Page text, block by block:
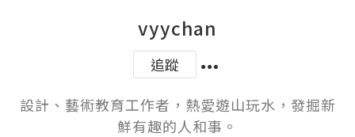
vyychan
追蹤
設計、藝術教育工作者，熱愛遊山玩水，發掘新
鮮有趣的人和事。